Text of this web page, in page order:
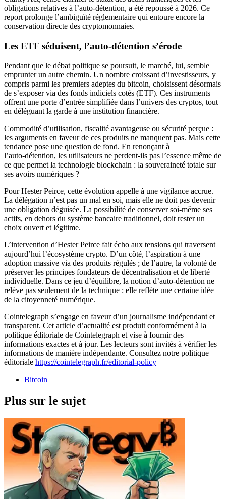
obligations relatives à l’auto‑détention, a été repoussé à 2026. Ce
report prolonge l’ambiguïté réglementaire qui entoure encore la
conservation directe des cryptomonnaies.
Les ETF séduisent, l’auto‑détention s’érode
Pendant que le débat politique se poursuit, le marché, lui, semble
emprunter un autre chemin. Un nombre croissant d’investisseurs, y
compris parmi les premiers adeptes du bitcoin, choisissent désormais
de s’exposer via des fonds indiciels cotés (ETF). Ces instruments
offrent une porte d’entrée simplifiée dans l’univers des cryptos, tout
en déléguant la garde à une institution financière.
Commodité d’utilisation, fiscalité avantageuse ou sécurité perçue :
les arguments en faveur de ces produits ne manquent pas. Mais cette
tendance pose une question de fond. En renonçant à
l’auto‑détention, les utilisateurs ne perdent-ils pas l’essence même de
ce que permet la technologie blockchain : la souveraineté totale sur
ses avoirs numériques ?
Pour Hester Peirce, cette évolution appelle à une vigilance accrue.
La délégation n’est pas un mal en soi, mais elle ne doit pas devenir
une obligation déguisée. La possibilité de conserver soi-même ses
actifs, en dehors du système bancaire traditionnel, doit rester un
choix ouvert et légitime.
L’intervention d’Hester Peirce fait écho aux tensions qui traversent
aujourd’hui l’écosystème crypto. D’un côté, l’aspiration à une
adoption massive via des produits régulés ; de l’autre, la volonté de
préserver les principes fondateurs de décentralisation et de liberté
individuelle. Dans ce jeu d’équilibre, la notion d’auto‑détention ne
relève pas seulement de la technique : elle reflète une certaine idée
de la citoyenneté numérique.
Cointelegraph s’engage en faveur d’un journalisme indépendant et
transparent. Cet article d’actualité est produit conformément à la
politique éditoriale de Cointelegraph et vise à fournir des
informations exactes et à jour. Les lecteurs sont invités à vérifier les
informations de manière indépendante. Consultez notre politique
éditoriale https://cointelegraph.fr/editorial-policy
Bitcoin
Plus sur le sujet